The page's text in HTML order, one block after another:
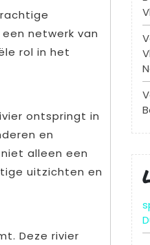
netwerk van
rol in het
ontspringt in
en
alleen een
uitzichten en
Deze rivier